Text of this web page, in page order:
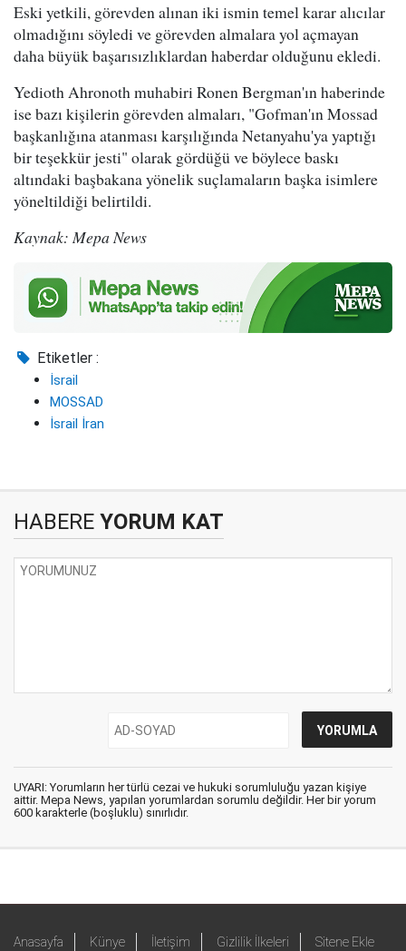
Eski yetkili, görevden alınan iki ismin temel karar alıcılar
olmadığını söyledi ve görevden almalara yol açmayan
daha büyük başarısızlıklardan haberdar olduğunu ekledi.
Yedioth Ahronoth muhabiri Ronen Bergman'ın haberinde
ise bazı kişilerin görevden almaları, "Gofman'ın Mossad
başkanlığına atanması karşılığında Netanyahu'ya yaptığı
bir teşekkür jesti" olarak gördüğü ve böylece baskı
altındaki başbakana yönelik suçlamaların başka isimlere
yöneltildiği belirtildi.
Kaynak: Mepa News
Etiketler :
İsrail
MOSSAD
İsrail İran
HABERE YORUM KAT
UYARI: Yorumların her türlü cezai ve hukuki sorumluluğu yazan kişiye
aittir. Mepa News, yapılan yorumlardan sorumlu değildir. Her bir yorum
600 karakterle (boşluklu) sınırlıdır.
Anasayfa Künye İletişim Gizlilik İlkeleri Sitene Ekle